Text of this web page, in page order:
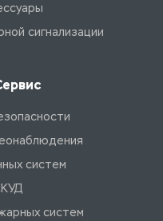
сигнализации
систем
систем